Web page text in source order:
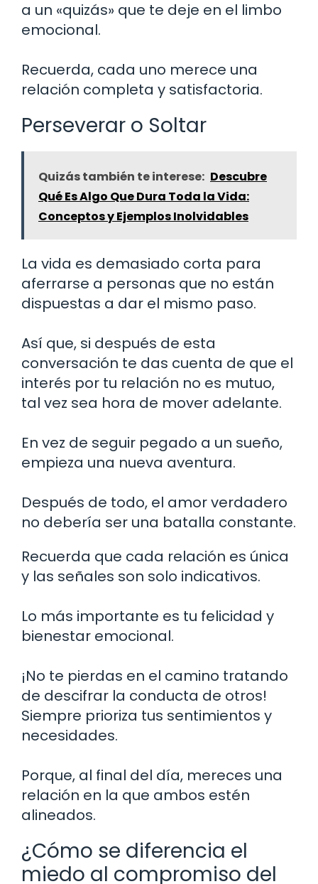
a un «quizás» que te deje en el limbo
emocional.
Recuerda, cada uno merece una
relación completa y satisfactoria.
Perseverar o Soltar
Quizás también te interese: Descubre
Qué Es Algo Que Dura Toda la Vida:
Conceptos y Ejemplos Inolvidables
La vida es demasiado corta para
aferrarse a personas que no están
dispuestas a dar el mismo paso.
Así que, si después de esta
conversación te das cuenta de que el
interés por tu relación no es mutuo,
tal vez sea hora de mover adelante.
En vez de seguir pegado a un sueño,
empieza una nueva aventura.
Después de todo, el amor verdadero
no debería ser una batalla constante.
Recuerda que cada relación es única
y las señales son solo indicativos.
Lo más importante es tu felicidad y
bienestar emocional.
¡No te pierdas en el camino tratando
de descifrar la conducta de otros!
Siempre prioriza tus sentimientos y
necesidades.
Porque, al final del día, mereces una
relación en la que ambos estén
alineados.
¿Cómo se diferencia el
miedo al compromiso del